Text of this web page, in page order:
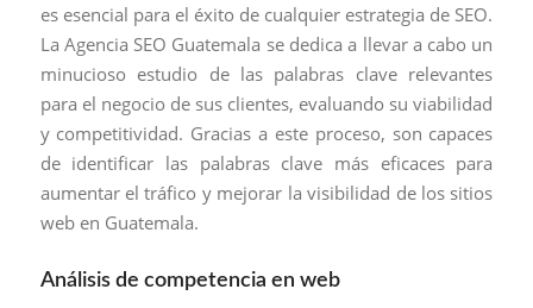
es esencial para el éxito de cualquier estrategia de SEO.
La Agencia SEO Guatemala se dedica a llevar a cabo un
minucioso estudio de las palabras clave relevantes
para el negocio de sus clientes, evaluando su viabilidad
y competitividad. Gracias a este proceso, son capaces
de identificar las palabras clave más eficaces para
aumentar el tráfico y mejorar la visibilidad de los sitios
web en Guatemala.
Análisis de competencia en web